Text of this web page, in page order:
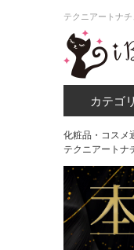
テクニアートナ
カテゴ
化粧品・コスメ
テクニアートナ